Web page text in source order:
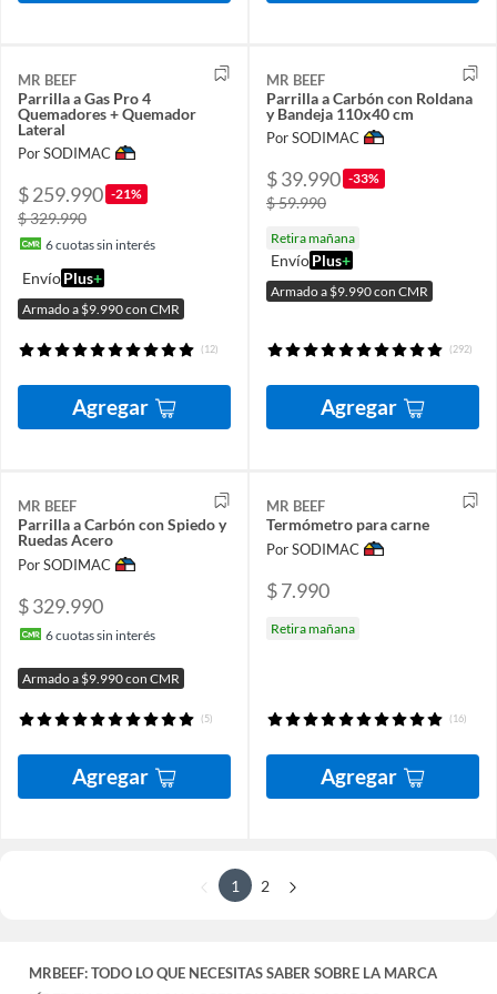
MR BEEF
Parrilla a Gas Pro 4
Quemadores + Quemador
Lateral
Por SODIMAC
$ 259.990 -21%
$ 329.990
6cuotas sin interés
EnvíoPlus+
Armado a $9.990 con CMR
(12)
Agregar
MR BEEF
Parrilla a Carbón con Roldana
y Bandeja 110x40 cm
Por SODIMAC
$ 39.990 -33%
$ 59.990
Retira mañana
EnvíoPlus+
Armado a $9.990 con CMR
(292)
Agregar
MR BEEF
Parrilla a Carbón con Spiedo y
Ruedas Acero
Por SODIMAC
$ 329.990
6cuotas sin interés
Armado a $9.990 con CMR
(5)
Agregar
MR BEEF
Termómetro para carne
Por SODIMAC
$ 7.990
Retira mañana
(16)
Agregar
1 2
MRBEEF: TODO LO QUE NECESITAS SABER SOBRE LA MARCA